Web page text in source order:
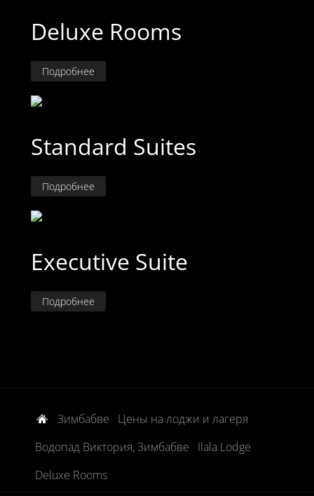
Deluxe Rooms
Подробнее
Standard Suites
Подробнее
Executive Suite
Подробнее
Зимбабве
Цены на лоджи и лагеря
Водопад Виктория, Зимбабве
Ilala Lodge
Deluxe Rooms